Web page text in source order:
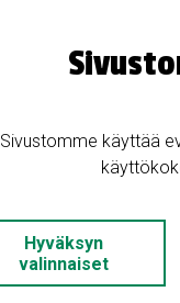
25.11.2024
Ostetaan
Etelä-Savo •
Ostetaan talo
Sivustomme käyttää
Hyväksyn
valinnaiset